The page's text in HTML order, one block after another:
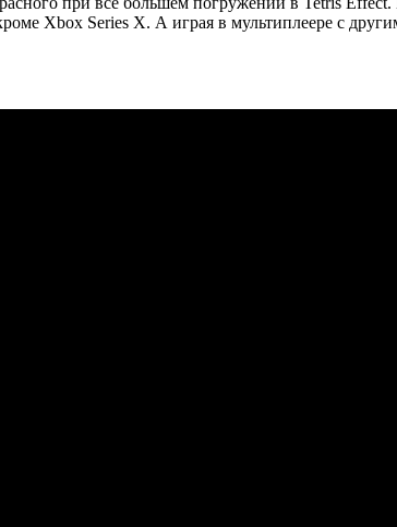
Xbox Series X. А играя в мультиплеере с